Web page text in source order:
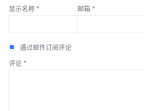
显示名称 * 邮箱 *
通过邮件订阅评论
评论 *